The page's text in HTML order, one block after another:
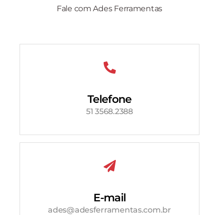
Fale com Ades Ferramentas
Telefone
51 3568.2388
E-mail
ades@adesferramentas.com.br